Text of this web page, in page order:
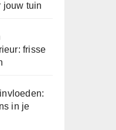
jouw tuin
frisse
in je